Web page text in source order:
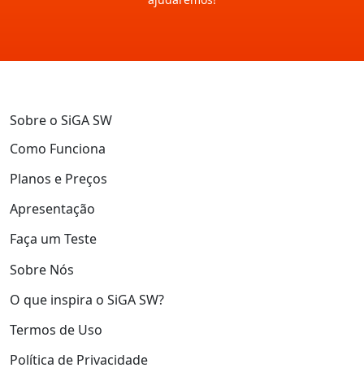
Sobre o SiGA SW
Como Funciona
Planos e Preços
Apresentação
Faça um Teste
Sobre Nós
O que inspira o SiGA SW?
Termos de Uso
Política de Privacidade